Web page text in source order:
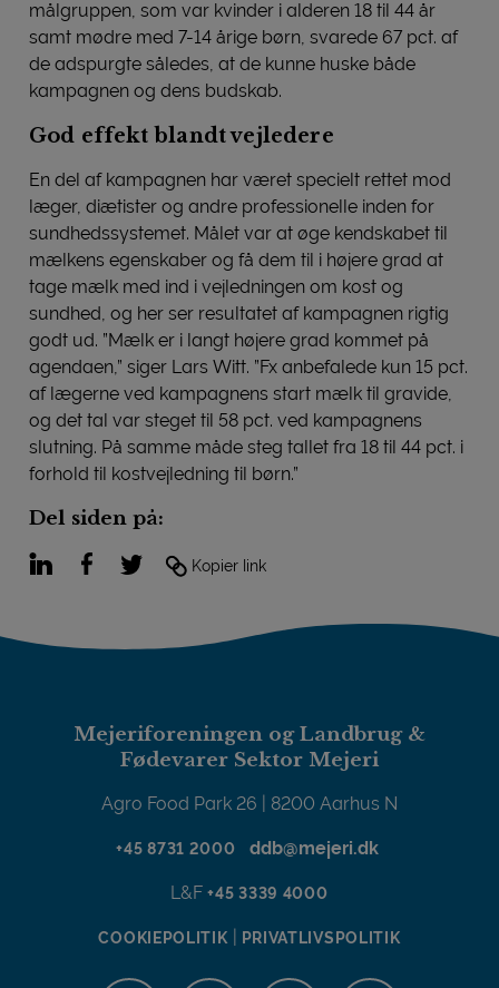
målgruppen, som var kvinder i alderen 18 til 44 år
samt mødre med 7-14 årige børn, svarede 67 pct. af
de adspurgte således, at de kunne huske både
kampagnen og dens budskab.
God effekt blandt vejledere
En del af kampagnen har været specielt rettet mod
læger, diætister og andre professionelle inden for
sundhedssystemet. Målet var at øge kendskabet til
mælkens egenskaber og få dem til i højere grad at
tage mælk med ind i vejledningen om kost og
sundhed, og her ser resultatet af kampagnen rigtig
godt ud. ”Mælk er i langt højere grad kommet på
agendaen,” siger Lars Witt. ”Fx anbefalede kun 15 pct.
af lægerne ved kampagnens start mælk til gravide,
og det tal var steget til 58 pct. ved kampagnens
slutning. På samme måde steg tallet fra 18 til 44 pct. i
forhold til kostvejledning til børn.”
Del siden på:
LinkedInFacebook
TwitterKopier link
Mejeriforeningen og Landbrug &
Fødevarer Sektor Mejeri
Agro Food Park 26 | 8200 Aarhus N
+45 8731 2000 ddb@mejeri.dk
L&F+45 3339 4000
COOKIEPOLITIK PRIVATLIVSPOLITIK